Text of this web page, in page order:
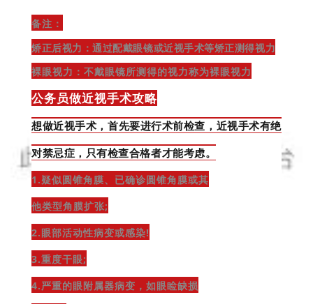
备注：
矫正后视力：通过配戴眼镜或近视手术等矫正测得视力
裸眼视力： 不戴眼镜所测得的视力称为裸眼视力
公务员做近视手术攻略
想做近视手术，首先要进行术前检查，近视手术有绝
对禁忌症，只有检查合格者才能考虑。
1.疑似圆锥角膜、已确诊圆锥角膜或其
他类型角膜扩张;
2.眼部活动性病变或感染!
3.重度干眼;
4.严重的眼附属器病变，如眼睑缺损